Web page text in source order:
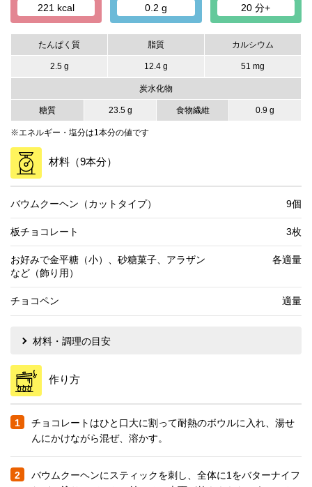
221 kcal 0.2 g 20 分+
たんぱく質 脂質 カルシウム
2.5 g 12.4 g 51 mg
炭水化物
糖質 23.5 g 食物繊維 0.9 g
※エネルギー・塩分は1本分の値です
材料（9本分）
バウムクーヘン（カットタイプ） 9個
板チョコレート 3枚
お好みで金平糖（小）、砂糖菓子、アラザン
など（飾り用）
各適量
チョコペン 適量
材料・調理の目安
作り方
1
チョコレートはひと口大に割って耐熱のボウルに入れ、湯せ
んにかけながら混ぜ、溶かす。
2
バウムクーヘンにスティックを刺し、全体に1をバターナイフ